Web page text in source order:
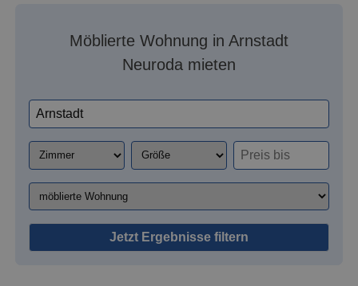
Möblierte Wohnung in Arnstadt
Neuroda mieten
Jetzt Ergebnisse filtern